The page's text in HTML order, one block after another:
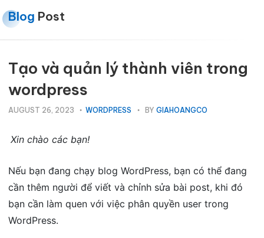
Blog Post
Tạo và quản lý thành viên trong
wordpress
AUGUST 26, 2023 WORDPRESS BY GIAHOANGCO
Xin chào các bạn!
Nếu bạn đang chạy blog WordPress, bạn có thể đang
cần thêm người để viết và chỉnh sửa bài post, khi đó
bạn cần làm quen với việc phân quyền user trong
WordPress.